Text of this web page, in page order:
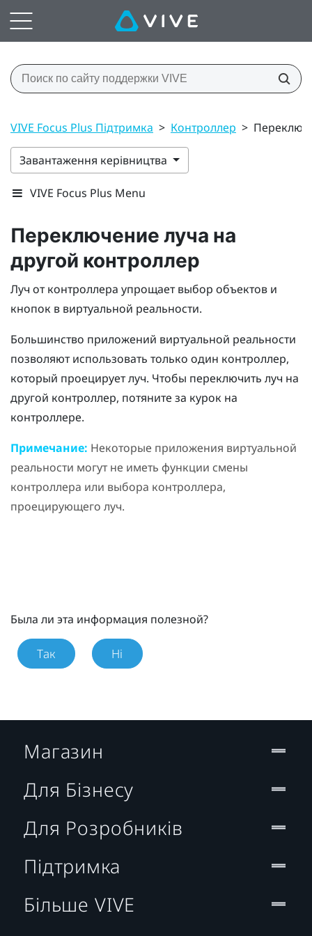
VIVE Focus Plus Підтримка > Контроллер >
Завантаження керівництва
VIVE Focus Plus Menu
Переключение луча на
другой контроллер
Луч от контроллера упрощает выбор объектов и
кнопок в виртуальной реальности.
Большинство приложений виртуальной реальности
позволяют использовать только один контроллер,
который проецирует луч. Чтобы переключить луч на
другой контроллер, потяните за курок на
контроллере.
Примечание: Некоторые приложения виртуальной
реальности могут не иметь функции смены
контроллера или выбора контроллера,
проецирующего луч.
Была ли эта информация полезной?
Так Ні
Магазин
Для Бізнесу
Для Розробників
Підтримка
Більше VIVE